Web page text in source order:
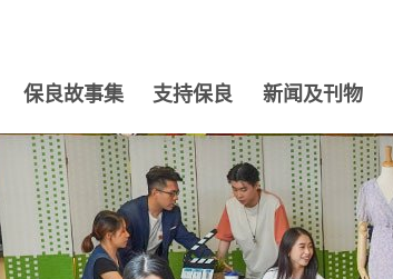
保良故事集 支持保良 新闻及刊物